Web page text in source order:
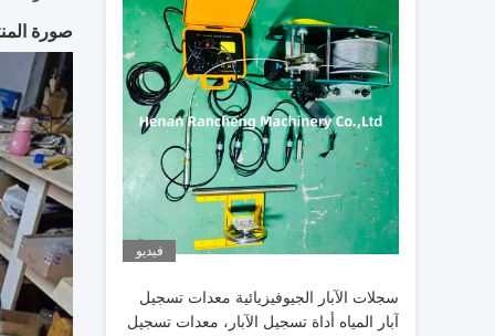
فيديو
سجلات الآبار الجيوفيزيائية معدات تسجيل
آبار المياه أداة تسجيل الآبار، معدات تسجيل
صورة